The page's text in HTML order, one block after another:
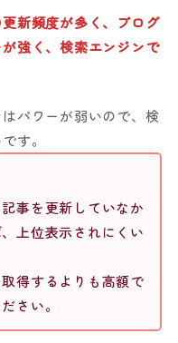
新頻度が多く、ブログ
強く、検索エンジンで
パワーが弱いので、検
す。
事を更新していなか
上位表示されにくい
得するよりも高額で
さい。